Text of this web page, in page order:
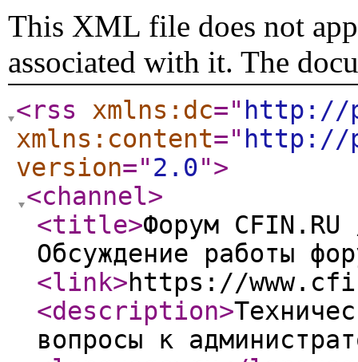
This XML file does not
associated with it. The
<rss xmlns:dc=" http://
xmlns:content=" http://
version="2.0">
<channel>
<title>Форум CFIN.RU
Обсуждение работы
<link>https://
<description>
вопросы к